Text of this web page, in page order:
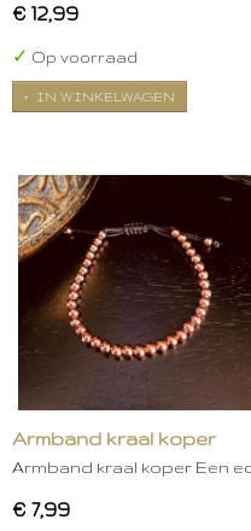
€ 12,99
✓ Op voorraad
IN WINKELWAGEN
Armband kraal koper
Armband kraal koper Een
€ 7,99